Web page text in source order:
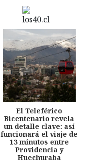
El Teleférico
Bicentenario revela
un detalle clave: así
funcionará el viaje de
13 minutos entre
Providencia y
Huechuraba